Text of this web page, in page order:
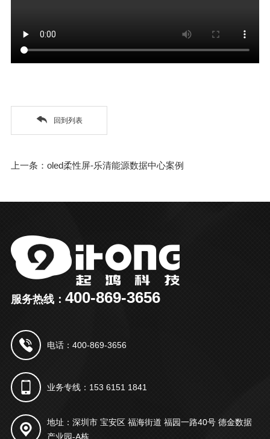
回到列表
上一条：oled柔性屏-乐清能源数据中心案例
服务热线： 400-869-3656
电话：400-869-3656
业务专线：153 6151 1841
地址：深圳市 宝安区 福海街道 福园一路40号 德金数据
产业园-A栋